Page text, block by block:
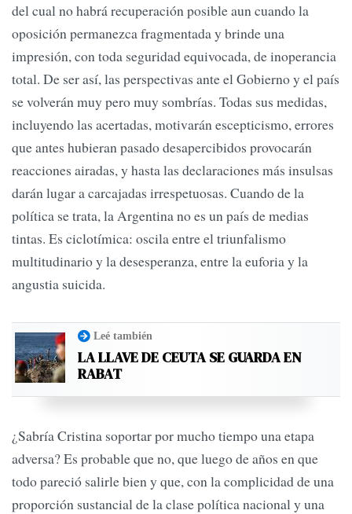
del cual no habrá recuperación posible aun cuando la
oposición permanezca fragmentada y brinde una
impresión, con toda seguridad equivocada, de inoperancia
total. De ser así, las perspectivas ante el Gobierno y el país
se volverán muy pero muy sombrías. Todas sus medidas,
incluyendo las acertadas, motivarán escepticismo, errores
que antes hubieran pasado desapercibidos provocarán
reacciones airadas, y hasta las declaraciones más insulsas
darán lugar a carcajadas irrespetuosas. Cuando de la
política se trata, la Argentina no es un país de medias
tintas. Es ciclotímica: oscila entre el triunfalismo
multitudinario y la desesperanza, entre la euforia y la
angustia suicida.
Leé también
LA LLAVE DE CEUTA SE GUARDA EN
RABAT
¿Sabría Cristina soportar por mucho tiempo una etapa
adversa? Es probable que no, que luego de años en que
todo pareció salirle bien y que, con la complicidad de una
proporción sustancial de la clase política nacional y una